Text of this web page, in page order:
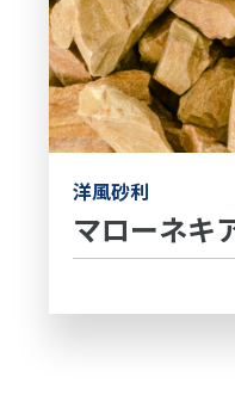
洋風砂利
マローネキ